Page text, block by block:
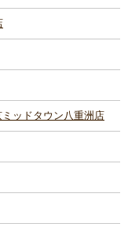
ッドタウン八重洲店